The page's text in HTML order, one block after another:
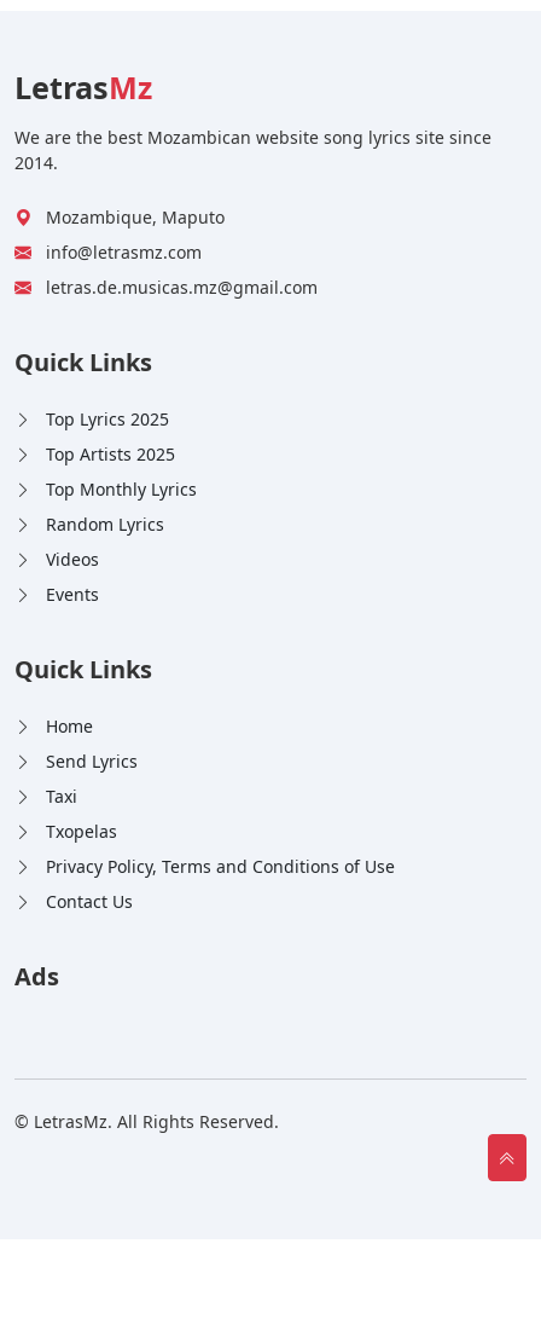
LetrasMz
We are the best Mozambican website song lyrics site since
2014.
Mozambique, Maputo
info@letrasmz.com
letras.de.musicas.mz@gmail.com
Quick Links
Top Lyrics 2025
Top Artists 2025
Top Monthly Lyrics
Random Lyrics
Videos
Events
Quick Links
Home
Send Lyrics
Taxi
Txopelas
Privacy Policy, Terms and Conditions of Use
Contact Us
Ads
© LetrasMz. All Rights Reserved.